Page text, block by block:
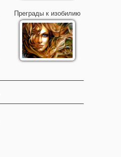
Преграды к изобилию